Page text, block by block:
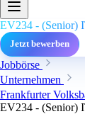
EV234 - (Senior)
Jetzt bewerben
Jobbörse
Unternehmen
Frankfurter
EV234 - (Senior)